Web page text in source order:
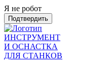
Я не робот
Подтвердить
ИНСТРУМЕНТ
И ОСНАСТКА
ДЛЯ СТАНКОВ